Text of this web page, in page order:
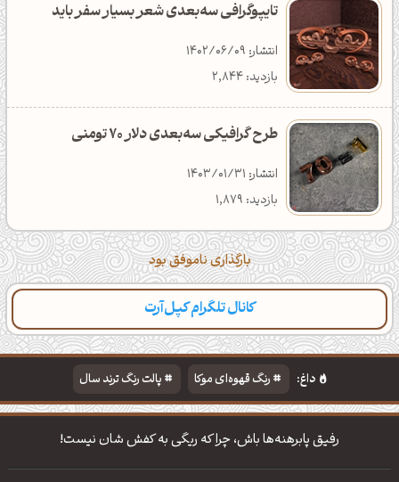
تایپوگرافی سه‌بعدی شعر بسیار سفر باید
انتشار: 1402/06/09
بازدید: 2,844
طرح گرافیکی سه‌بعدی دلار 70 تومنی
انتشار: 1403/01/31
بازدید: 1,879
بارگذاری ناموفق بود
کانال تلگرام کپل‌آرت
دسته‌بندی مطالب تازه تایپوگرافی پالت‌ها
داغ: رنگ قهوه‌ای موکا
پالت رنگ ترند سال
دانلود والپیپر مذهبی
تایپوگرافی شعر مولانا
رفیق پابرهنه‌ها باش، چرا که ریگی به کفش شان نیست!